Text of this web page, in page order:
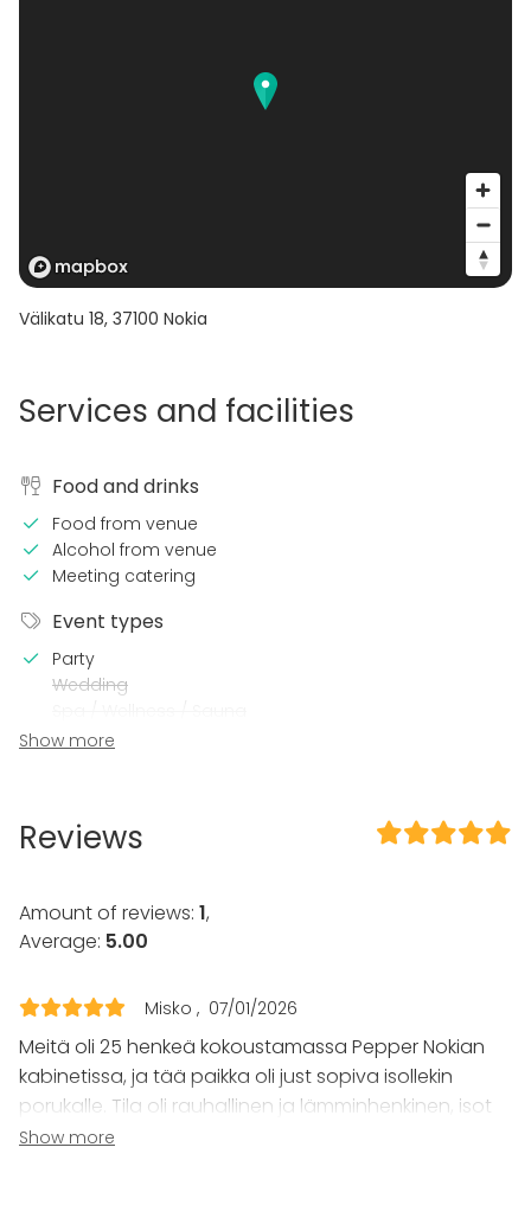
Välikatu 18, 37100 Nokia
Services and facilities
Food and drinks
Food from venue
Alcohol from venue
Meeting catering
Event types
Party
Wedding
Dinner / Lunch
Performance / Show
Experience / Activity
Christmas Party
Venue type
Bar
Show more
Reviews
Amount of reviews: 1,
Average: 5.00
Misko 07/01/2026
Meitä oli 25 henkeä kokoustamassa Pepper Nokian
kabinetissa, ja tää paikka oli just sopiva isollekin
porukalle. Tila oli rauhallinen ja lämminhenkinen, isot
ikkunat toi kivan luonnonvalon ja tunnelma oli tosi
Show more